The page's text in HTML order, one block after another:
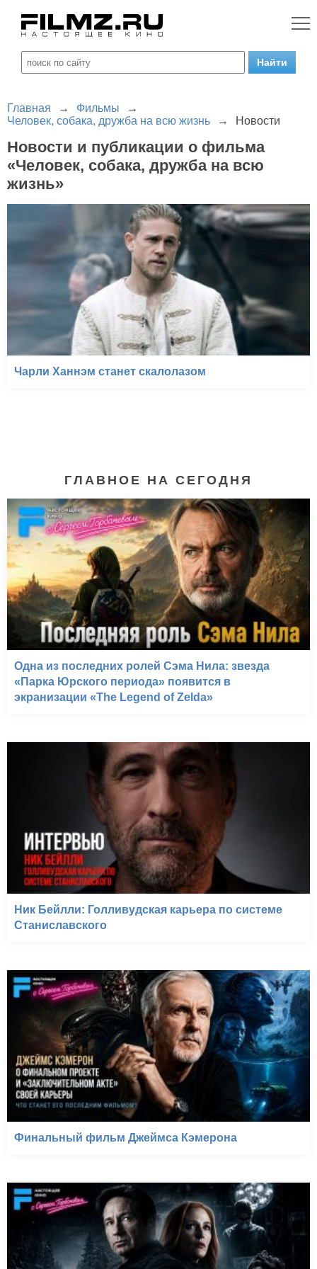
Главная → Фильмы
→
Человек, собака, дружба на всю жизнь
→ Новости
Новости и публикации о фильма
«Человек, собака, дружба на всю
жизнь»
Чарли Ханнэм станет скалолазом
ГЛАВНОЕ НА СЕГОДНЯ
Одна из последних ролей Сэма Нила: звезда
«Парка Юрского периода» появится в
экранизации «The Legend of Zelda»
Ник Бейлли: Голливудская карьера по системе
Станиславского
Финальный фильм Джеймса Кэмерона